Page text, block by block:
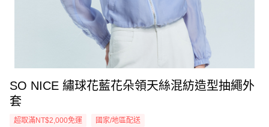
SO NICE 繡球花藍花朵領天絲混紡造型抽繩外
套
超取滿NT$2,000免運 國家/地區配送